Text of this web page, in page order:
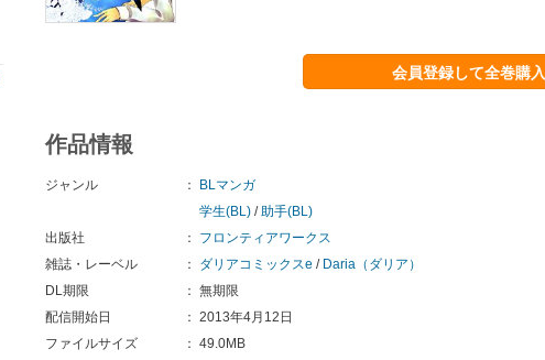
会員登録して全巻購入
作品情報
ジャンル ：
BLマンガ
学生(BL) / 助手(BL)
出版社
：
フロンティアワークス
雑誌・レーベル
： ダリアコミックスe / Daria（ダリア）
DL期限
： 無期限
配信開始日
： 2013年4月12日
ファイルサイズ
： 49.0MB